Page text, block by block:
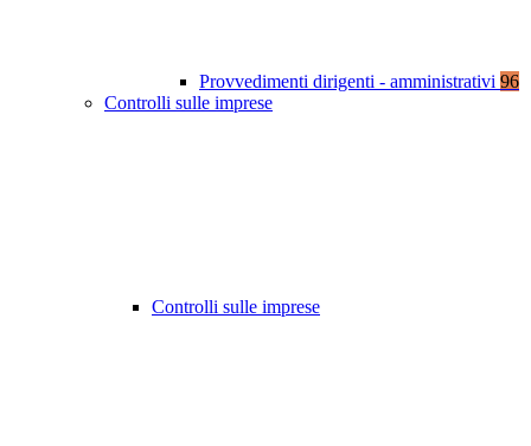
Provvedimenti dirigenti - amministrativi 96
Controlli sulle imprese
Controlli sulle imprese